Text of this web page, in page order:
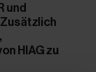
und
HIAG zu